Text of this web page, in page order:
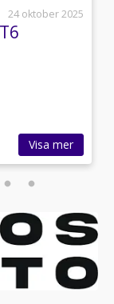
24 oktober 2025
Visa mer